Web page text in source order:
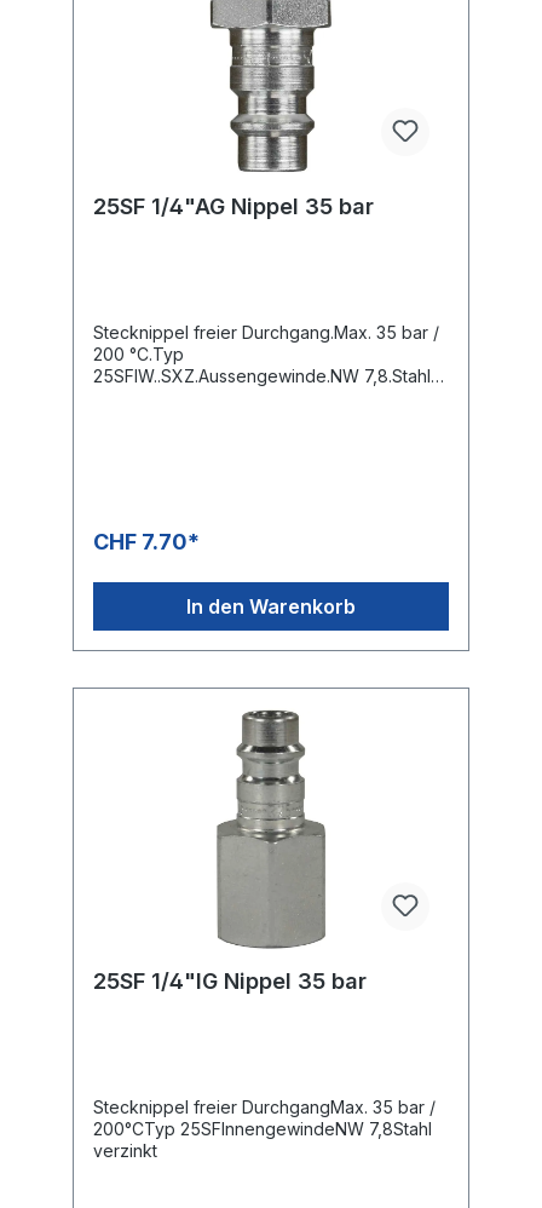
25SF 1/4"AG Nippel 35 bar
Stecknippel freier Durchgang.Max. 35 bar /
200 °C.Typ
25SFIW..SXZ.Aussengewinde.NW 7,8.Stahl
CHF 7.70*
In den Warenkorb
25SF 1/4"IG Nippel 35 bar
Stecknippel freier DurchgangMax. 35 bar /
200°CTyp 25SFInnengewindeNW 7,8Stahl
verzinkt